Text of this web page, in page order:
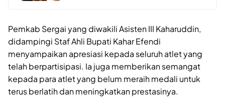
Pemkab Sergai yang diwakili Asisten III Kaharuddin,
didampingi Staf Ahli Bupati Kahar Efendi
menyampaikan apresiasi kepada seluruh atlet yang
telah berpartisipasi. Ia juga memberikan semangat
kepada para atlet yang belum meraih medali untuk
terus berlatih dan meningkatkan prestasinya.